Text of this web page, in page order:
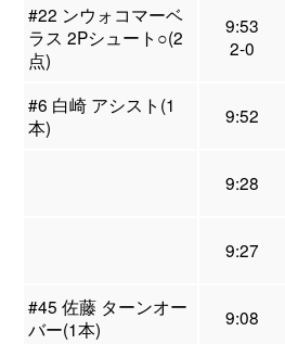
#22 ンウォコマーベ
ラス 2Pシュート○(2
点)
9:53
2-0
#6 白崎 アシスト(1
本)
9:52
9:28
9:27
#45 佐藤 ターンオー
バー(1本)
9:08